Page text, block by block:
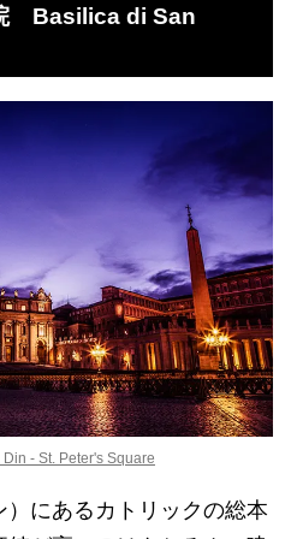
Basilica di San
- St. Peter's Square
にあるカトリックの総本